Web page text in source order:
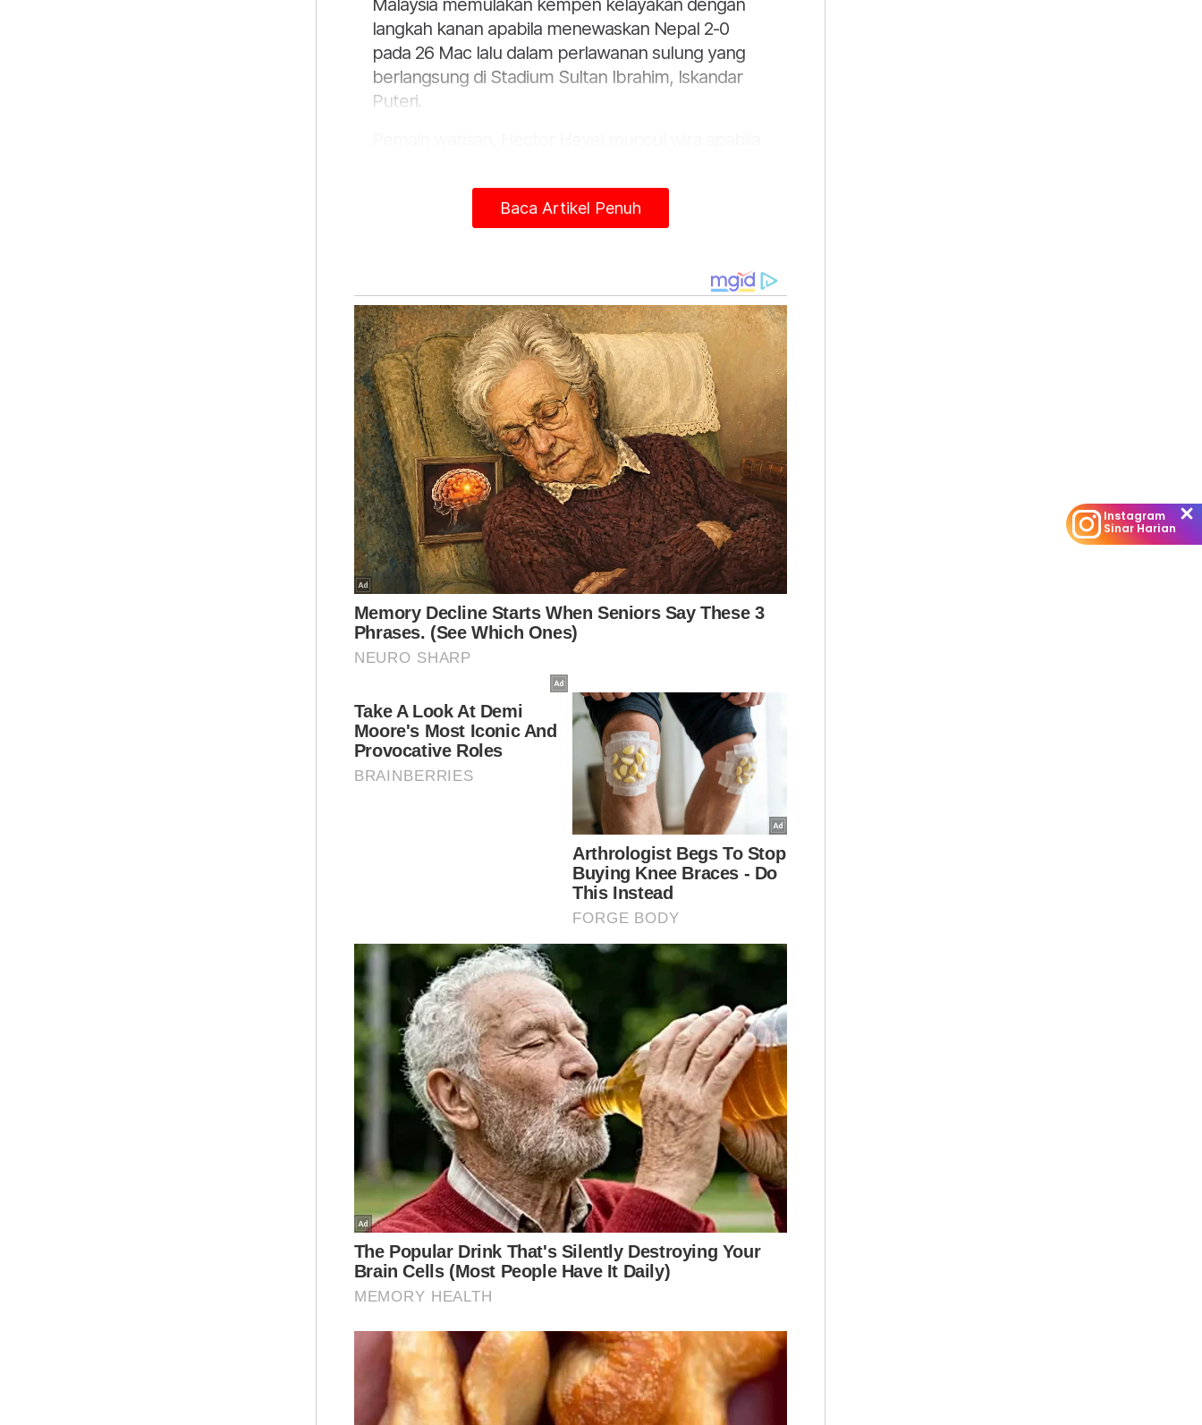
Malaysia memulakan kempen kelayakan dengan
langkah kanan apabila menewaskan Nepal 2-0
pada 26 Mac lalu dalam perlawanan sulung yang
berlangsung di Stadium Sultan Ibrahim, Iskandar
Puteri.
hasil rembatan padu dari luar kotak penalti yang
terbias, menewaskan penjaga gol Nepal, Kiran
kemudian menggandakan kelebihan Harimau
Malaya menerusi jaringan kedua pada minit ke-70,
sekali gus mengesahkan kemenangan penuh
bergaya.
Kejayaan itu meletakkan skuad negara di tangga
kedua Kumpulan F di belakang Vietnam, yang
ketika itu mendahului carta berdasarkan perbezaan
jaringan selepas membelasah Laos 5-0 di Stadium
Go Dau.
Perlawanan menentang Vietnam dijangka menjadi
ujian sebenar buat anak buah Cklamovski yang kini
dalam misi memburu slot ke pusingan akhir Piala
Kerajaan Singapura, pemangku Sultan Johor setuju
tukar tanah di Holland Road
Latihan Skuad Harimau Malaya
Muat turun aplikasi Sinar Harian. Klik di sini!
Sukan Institusi Diraja
Bola Sepak
Artikel Disyorkan
Sukan
Sukan Asia 2026: Eain Yow,
Sivasangari galas misi besar buru
Baca Artikel Penuh
Instagram
Sinar Harian